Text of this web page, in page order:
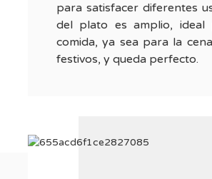
para satisfacer diferentes
del plato es amplio,
comida, ya sea para la
festivos, y queda perfecto.